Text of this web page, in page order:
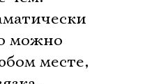
можно
месте,